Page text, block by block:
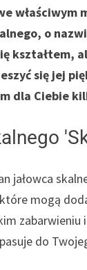
właściwym
o
kształtem,
się jej
dla Ciebie
jałowca
mogą
zabarwieniu
do